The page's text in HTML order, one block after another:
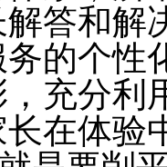
答和解
的个性
充分利
在体验